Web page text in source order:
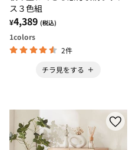
ス３色組
¥4,389 (税込)
1colors
2件
チラ見をする